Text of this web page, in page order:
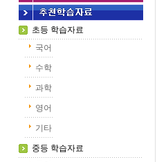
초등 학습자료
국어
수학
과학
영어
기타
중등 학습자료